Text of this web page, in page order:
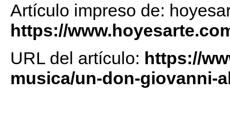
Artículo impreso de:
https://
URL del artículo: https://
musica/un-don-giovanni-